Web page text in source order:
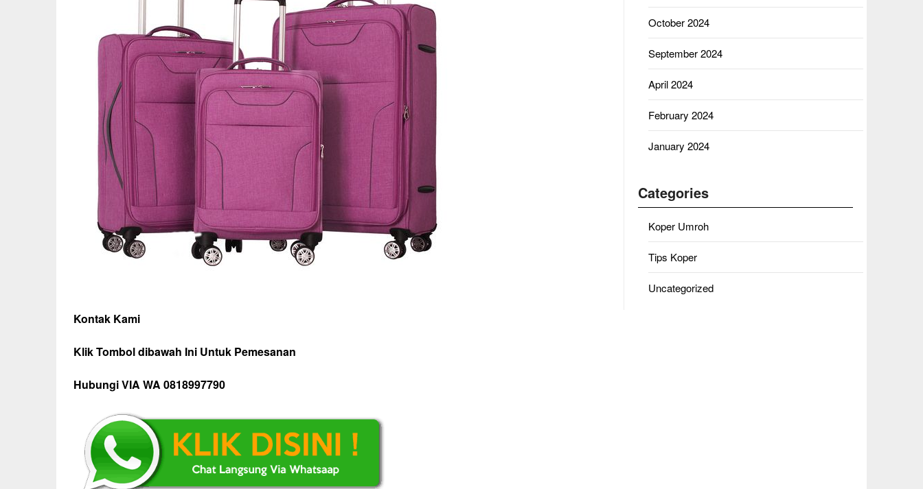
Kontak Kami
Klik Tombol dibawah Ini Untuk Pemesanan
Hubungi VIA WA 0818997790
October 2024
September 2024
April 2024
February 2024
January 2024
Categories
Koper Umroh
Tips Koper
Uncategorized